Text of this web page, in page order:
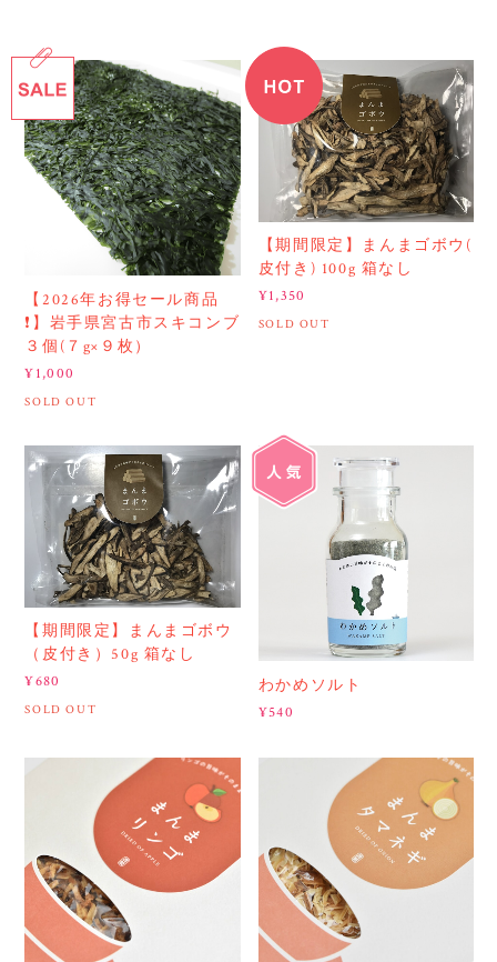
【2026年お得セール商品
❗️】岩手県宮古市スキコンブ
３個(７g×９枚）
¥1,000
SOLD OUT
【期間限定】まんまゴボウ(
皮付き) 100g 箱なし
¥1,350
SOLD OUT
【期間限定】まんまゴボウ
（皮付き）50g 箱なし
¥680
SOLD OUT
わかめソルト
¥540